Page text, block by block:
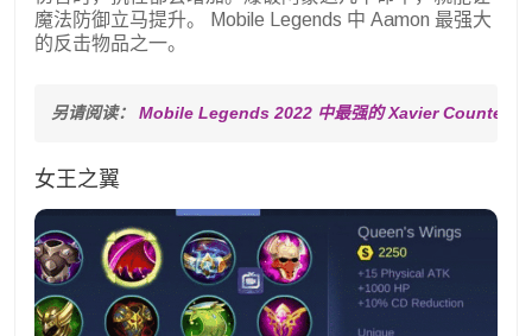
魔法防御立马提升。 Mobile Legends 中 Aamon 最强大
的反击物品之一。
另请阅读： Mobile Legends 2022 中最强的 Xavier Counter 物
女王之翼